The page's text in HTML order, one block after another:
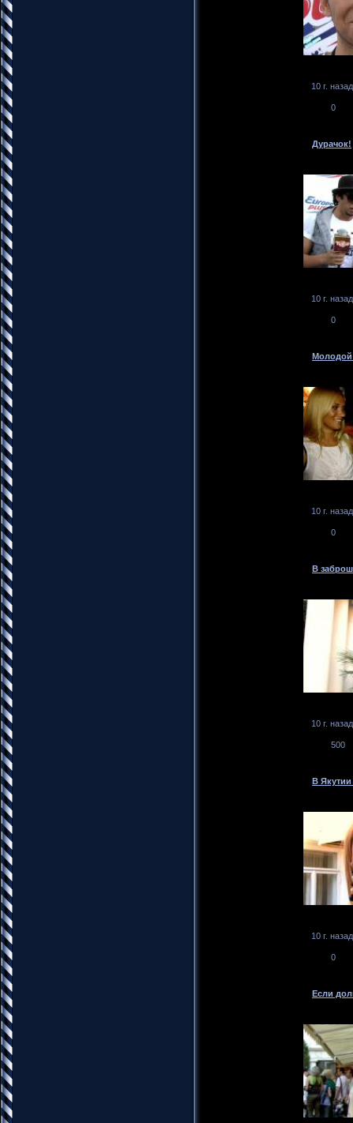
10 г. назад
0
Дурачок!
10 г. назад
0
Молодой
10 г. назад
0
В
10 г. назад
500
В
10 г. назад
0
Если